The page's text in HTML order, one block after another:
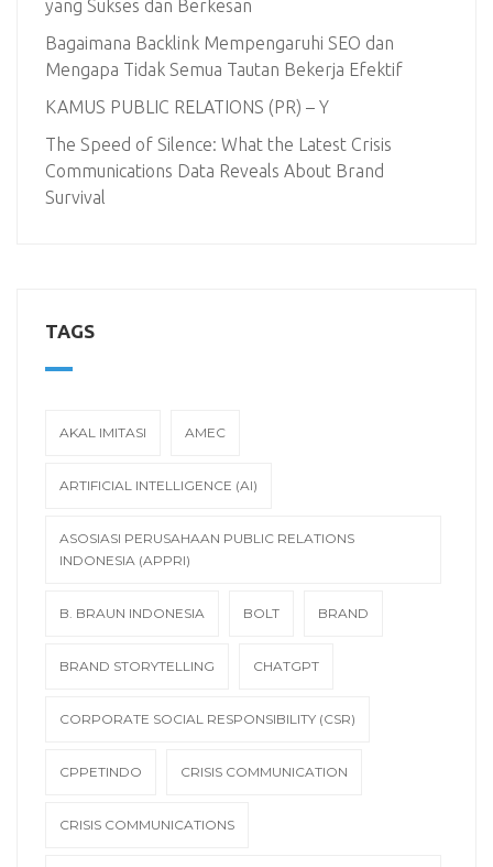
yang Sukses dan Berkesan
Bagaimana Backlink Mempengaruhi SEO dan
Mengapa Tidak Semua Tautan Bekerja Efektif
KAMUS PUBLIC RELATIONS (PR) – Y
The Speed of Silence: What the Latest Crisis
Communications Data Reveals About Brand
Survival
TAGS
AKAL IMITASI AMEC
ARTIFICIAL INTELLIGENCE (AI)
ASOSIASI PERUSAHAAN PUBLIC RELATIONS
INDONESIA (APPRI)
B. BRAUN INDONESIA BOLT BRAND
BRAND STORYTELLING CHATGPT
CORPORATE SOCIAL RESPONSIBILITY (CSR)
CPPETINDO CRISIS COMMUNICATION
CRISIS COMMUNICATIONS